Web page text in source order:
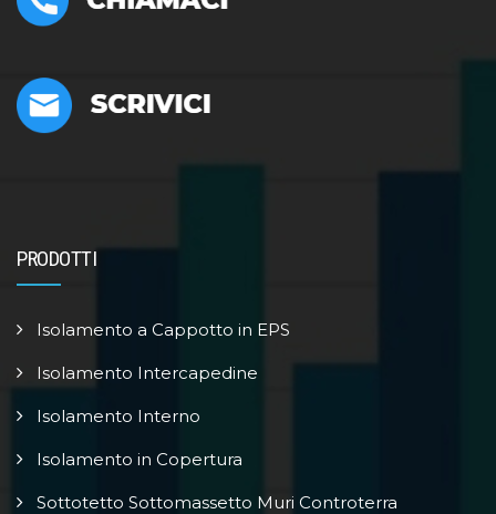
PRODOTTI
Isolamento a Cappotto in EPS
Isolamento Intercapedine
Isolamento Interno
Isolamento in Copertura
Sottotetto Sottomassetto Muri Controterra